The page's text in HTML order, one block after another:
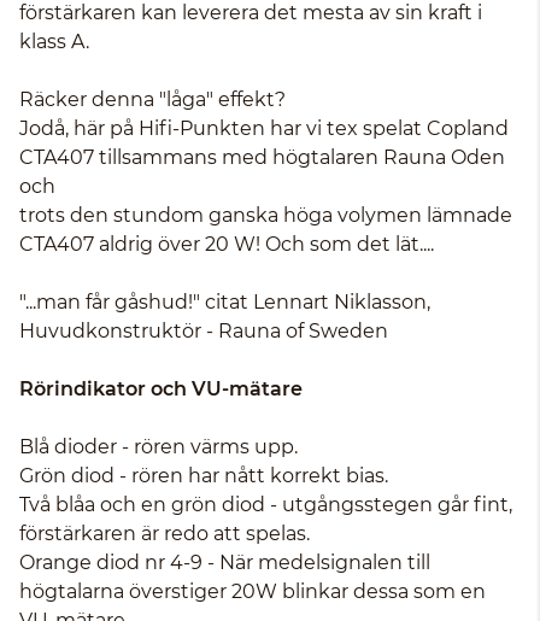
förstärkaren kan leverera det mesta av sin kraft i
klass A.
Räcker denna "låga" effekt?
Jodå, här på Hifi-Punkten har vi tex spelat Copland
CTA407 tillsammans med högtalaren Rauna Oden
och
trots den stundom ganska höga volymen lämnade
CTA407 aldrig över 20 W! Och som det lät....
"...man får gåshud!" citat Lennart Niklasson,
Huvudkonstruktör - Rauna of Sweden
Rörindikator och VU-mätare
Blå dioder - rören värms upp.
Grön diod - rören har nått korrekt bias.
Två blåa och en grön diod - utgångsstegen går fint,
förstärkaren är redo att spelas.
Orange diod nr 4-9 - När medelsignalen till
högtalarna överstiger 20W blinkar dessa som en